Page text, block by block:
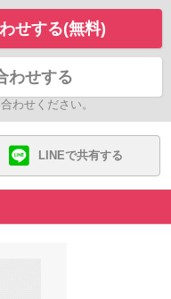
せする(無料)
わせする
わせください。
LINEで共有する